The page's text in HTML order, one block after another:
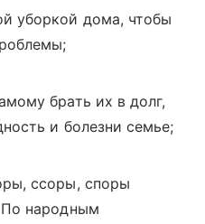
уборкой дома, чтобы
брать их в долг,
и болезни семье;
ссоры, споры
По народным